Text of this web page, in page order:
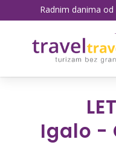
Radnim danima
Igalo -